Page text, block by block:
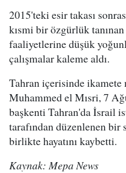
2015'teki esir takası
kısmi bir özgürlük
faaliyetlerine düşük
çalışmalar kaleme aldı.
Tahran içerisinde
Muhammed el Mısri, 7
başkenti Tahran'da İsrail
tarafından düzenlenen bir
birlikte hayatını kaybetti.
Kaynak: Mepa News